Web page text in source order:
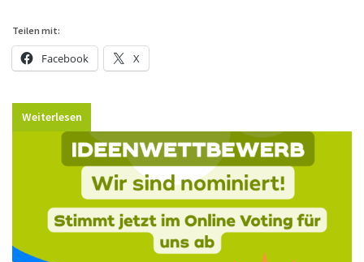
Teilen mit:
Facebook X
Weiterlesen